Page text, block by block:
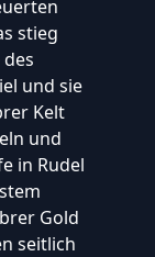
stieg
und sie
Kelt
und
in Rudel
Gold
seitlich